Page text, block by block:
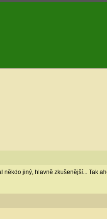
někdo jiný, hlavně zkušenější... Tak